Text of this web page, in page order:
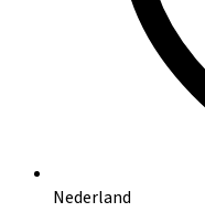
Nederland